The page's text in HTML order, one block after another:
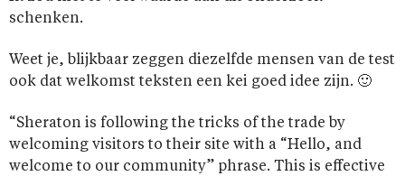
schenken.
Weet je, blijkbaar zeggen diezelfde mensen van de test
ook dat welkomst teksten een kei goed idee zijn. 🙂
“Sheraton is following the tricks of the trade by
welcoming visitors to their site with a “Hello, and
welcome to our community” phrase. This is effective